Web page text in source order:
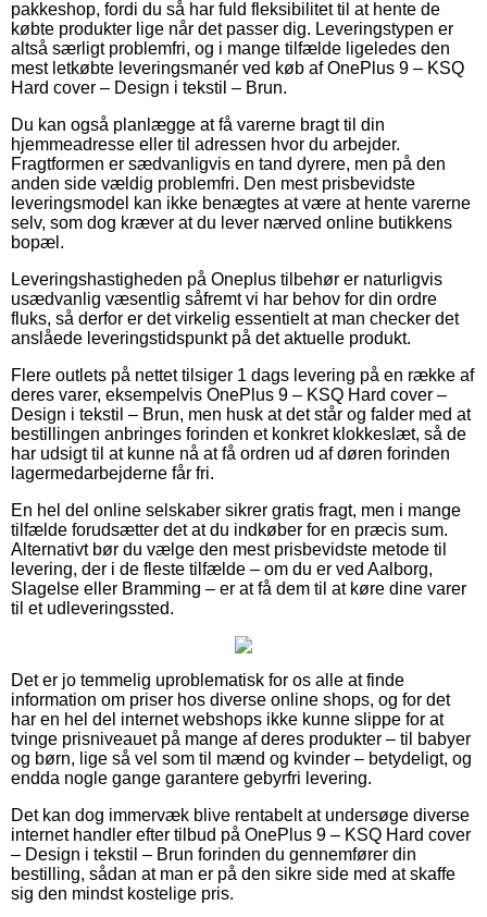
pakkeshop, fordi du så har fuld fleksibilitet til at hente de
købte produkter lige når det passer dig. Leveringstypen er
altså særligt problemfri, og i mange tilfælde ligeledes den
mest letkøbte leveringsmanér ved køb af OnePlus 9 – KSQ
Hard cover – Design i tekstil – Brun.
Du kan også planlægge at få varerne bragt til din
hjemmeadresse eller til adressen hvor du arbejder.
Fragtformen er sædvanligvis en tand dyrere, men på den
anden side vældig problemfri. Den mest prisbevidste
leveringsmodel kan ikke benægtes at være at hente varerne
selv, som dog kræver at du lever nærved online butikkens
bopæl.
Leveringshastigheden på Oneplus tilbehør er naturligvis
usædvanlig væsentlig såfremt vi har behov for din ordre
fluks, så derfor er det virkelig essentielt at man checker det
anslåede leveringstidspunkt på det aktuelle produkt.
Flere outlets på nettet tilsiger 1 dags levering på en række af
deres varer, eksempelvis OnePlus 9 – KSQ Hard cover –
Design i tekstil – Brun, men husk at det står og falder med at
bestillingen anbringes forinden et konkret klokkeslæt, så de
har udsigt til at kunne nå at få ordren ud af døren forinden
lagermedarbejderne får fri.
En hel del online selskaber sikrer gratis fragt, men i mange
tilfælde forudsætter det at du indkøber for en præcis sum.
Alternativt bør du vælge den mest prisbevidste metode til
levering, der i de fleste tilfælde – om du er ved Aalborg,
Slagelse eller Bramming – er at få dem til at køre dine varer
til et udleveringssted.
Det er jo temmelig uproblematisk for os alle at finde
information om priser hos diverse online shops, og for det
har en hel del internet webshops ikke kunne slippe for at
tvinge prisniveauet på mange af deres produkter – til babyer
og børn, lige så vel som til mænd og kvinder – betydeligt, og
endda nogle gange garantere gebyrfri levering.
Det kan dog immervæk blive rentabelt at undersøge diverse
internet handler efter tilbud på OnePlus 9 – KSQ Hard cover
– Design i tekstil – Brun forinden du gennemfører din
bestilling, sådan at man er på den sikre side med at skaffe
sig den mindst kostelige pris.